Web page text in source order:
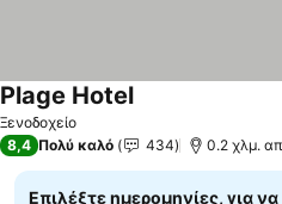
Ξενοδοχείο
Plage Hotel
8,4 Πολύ καλό 434 0.2 χλμ.
Επιλέξτε ημερομηνίες, για να